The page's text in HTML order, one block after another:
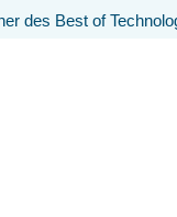
Best of Technology